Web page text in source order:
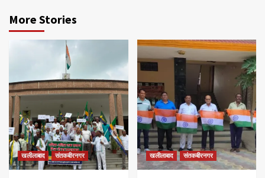
More Stories
खलीलाबाद संतकबीरनगर खलीलाबाद संतकबीरनगर